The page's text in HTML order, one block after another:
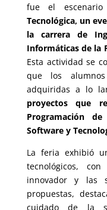
fue el
Tecnológica, un
la carrera de
Informáticas de la
Esta actividad se
que los
adquiridas a lo
proyectos que
Programación
Software y
La feria exhibió
tecnológicos,
innovador y las
propuestas,
cuidado de la